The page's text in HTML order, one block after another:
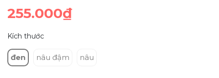
255.000₫
Kích thước
đen nâu đậm nâu